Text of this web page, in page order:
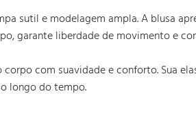
sutil e modelagem ampla. A blusa
garante liberdade de movimento e
com suavidade e conforto. Sua
longo do tempo.